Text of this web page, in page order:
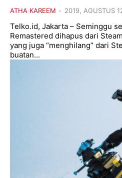
ATHA KAREEM - 2019, AGUSTUS
Telko.id, Jakarta – Seminggu
Remastered dihapus dari
yang juga “menghilang” dari
buatan...